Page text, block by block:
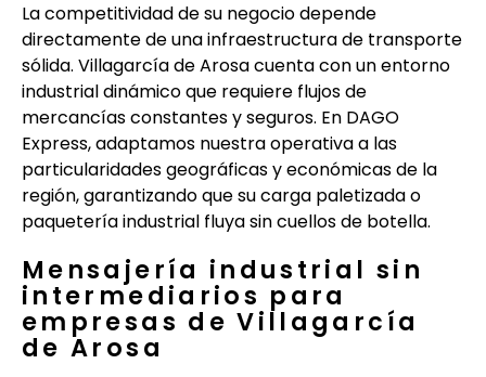
La competitividad de su negocio depende
directamente de una infraestructura de transporte
sólida. Villagarcía de Arosa cuenta con un entorno
industrial dinámico que requiere flujos de
mercancías constantes y seguros. En DAGO
Express, adaptamos nuestra operativa a las
particularidades geográficas y económicas de la
región, garantizando que su carga paletizada o
paquetería industrial fluya sin cuellos de botella.
Mensajería industrial sin
intermediarios para
empresas de Villagarcía
de Arosa